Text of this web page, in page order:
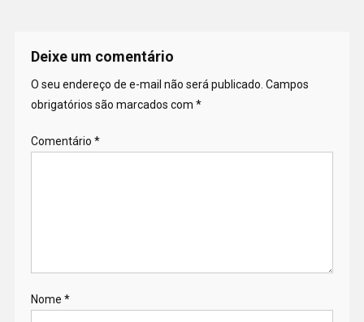
Deixe um comentário
O seu endereço de e-mail não será publicado. Campos
obrigatórios são marcados com *
Comentário *
Nome *